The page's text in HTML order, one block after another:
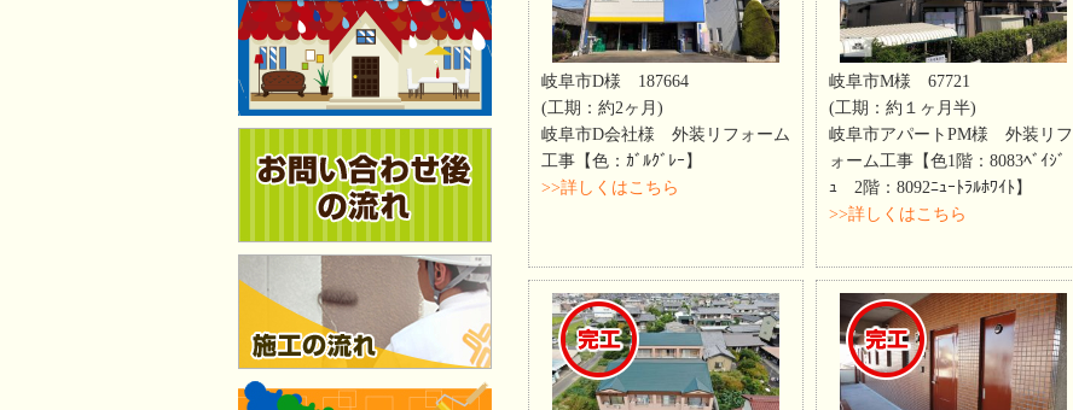
岐阜市D様 187664
(工期：約2ヶ月)
岐阜市D会社様 外装リフォーム
工事【色：ｶﾞﾙｸﾞﾚｰ】
>>詳しくはこちら
岐阜市M様 67721
(工期：約１ヶ月半)
岐阜市アパートPM様 外装リフ
ォーム工事【色1階：8083ﾍﾞｲｼﾞ
ｭ 2階：8092ﾆｭｰﾄﾗﾙﾎﾜｲﾄ】
>>詳しくはこちら